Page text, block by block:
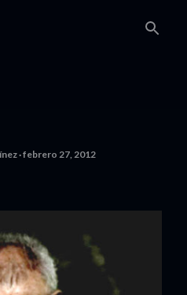
febrero 27, 2012